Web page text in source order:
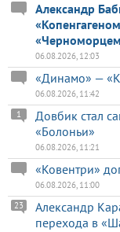
Александр
06.08.2026, 12:03
«Динамо» —
06.08.2026, 11:42
Довбик стал
«Болоньи»
1
06.08.2026, 11:21
«Ковентри»
06.08.2026, 11:00
Александр
перехода в
23